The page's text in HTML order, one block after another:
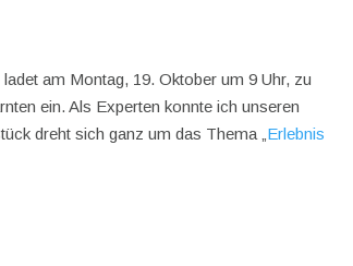
am Montag, 19. Oktober um 9 Uhr, zu
ein. Als Experten konnte ich unseren
dreht sich ganz um das Thema „ Erlebnis